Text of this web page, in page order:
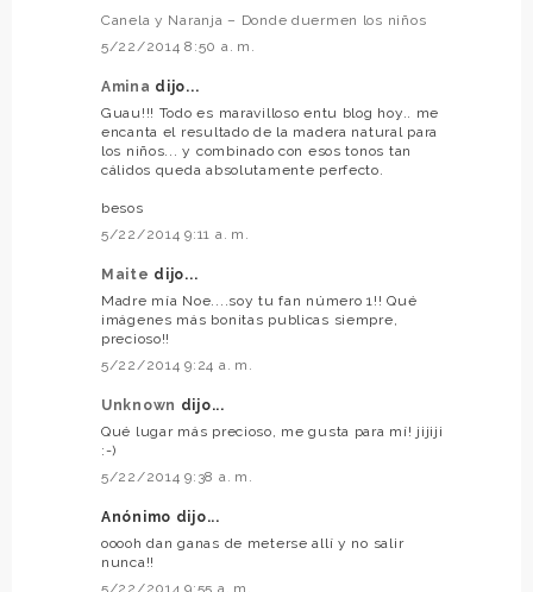
Canela y Naranja – Donde duermen los niños
5/22/2014 8:50 a. m.
Amina dijo...
Guau!!! Todo es maravilloso entu blog hoy.. me
encanta el resultado de la madera natural para
los niños... y combinado con esos tonos tan
cálidos queda absolutamente perfecto.
besos
5/22/2014 9:11 a. m.
Maite dijo...
Madre mía Noe....soy tu fan número 1!! Qué
imágenes más bonitas publicas siempre,
precioso!!
5/22/2014 9:24 a. m.
Unknown dijo...
Qué lugar más precioso, me gusta para mí! jijiji
:-)
5/22/2014 9:38 a. m.
Anónimo dijo...
ooooh dan ganas de meterse allí y no salir
nunca!!
5/22/2014 9:55 a. m.